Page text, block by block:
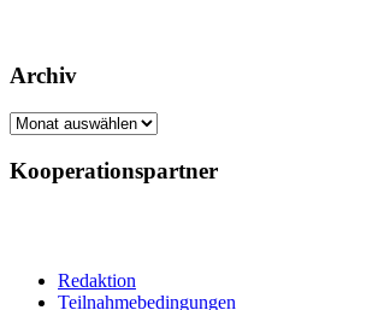
Archiv
Archiv
Kooperationspartner
Redaktion
Teilnahmebedingungen